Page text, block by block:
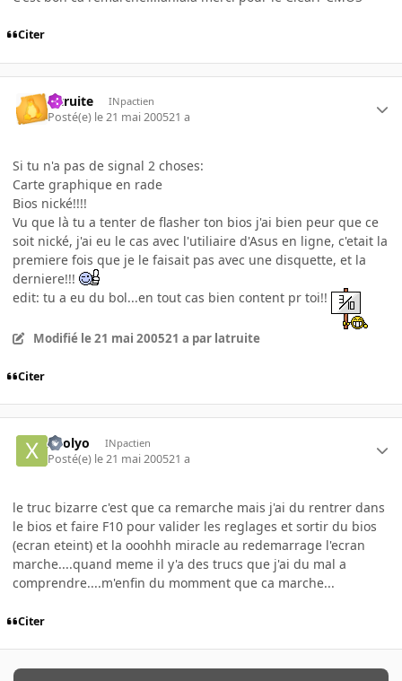
Citer
latruite INpactien
Posté(e) le 21 mai 200521 a
Si tu n'a pas de signal 2 choses:
Carte graphique en rade
Bios nické!!!!
Vu que là tu a tenter de flasher ton bios j'ai bien peur que ce
soit nické, j'ai eu le cas avec l'utiliaire d'Asus en ligne, c'etait la
premiere fois que je le faisait pas avec une disquette, et la
derniere!!!
edit: tu a eu du bol...en tout cas bien content pr toi!!
Modifié le 21 mai 200521 a par latruite
Citer
xoolyo INpactien
Posté(e) le 21 mai 200521 a
le truc bizarre c'est que ca remarche mais j'ai du rentrer dans
le bios et faire F10 pour valider les reglages et sortir du bios
(ecran eteint) et la ooohhh miracle au redemarrage l'ecran
marche....quand meme il y'a des trucs que j'ai du mal a
comprendre....m'enfin du momment que ca marche...
Citer